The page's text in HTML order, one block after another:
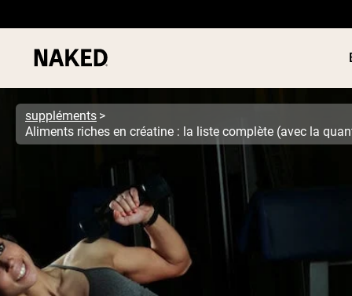
Termes de recherche populaires
”Protein Powder“
”Overnight Oats“
”Vegan protein“
”Collagen“
”Micellar Casein“
suppléments